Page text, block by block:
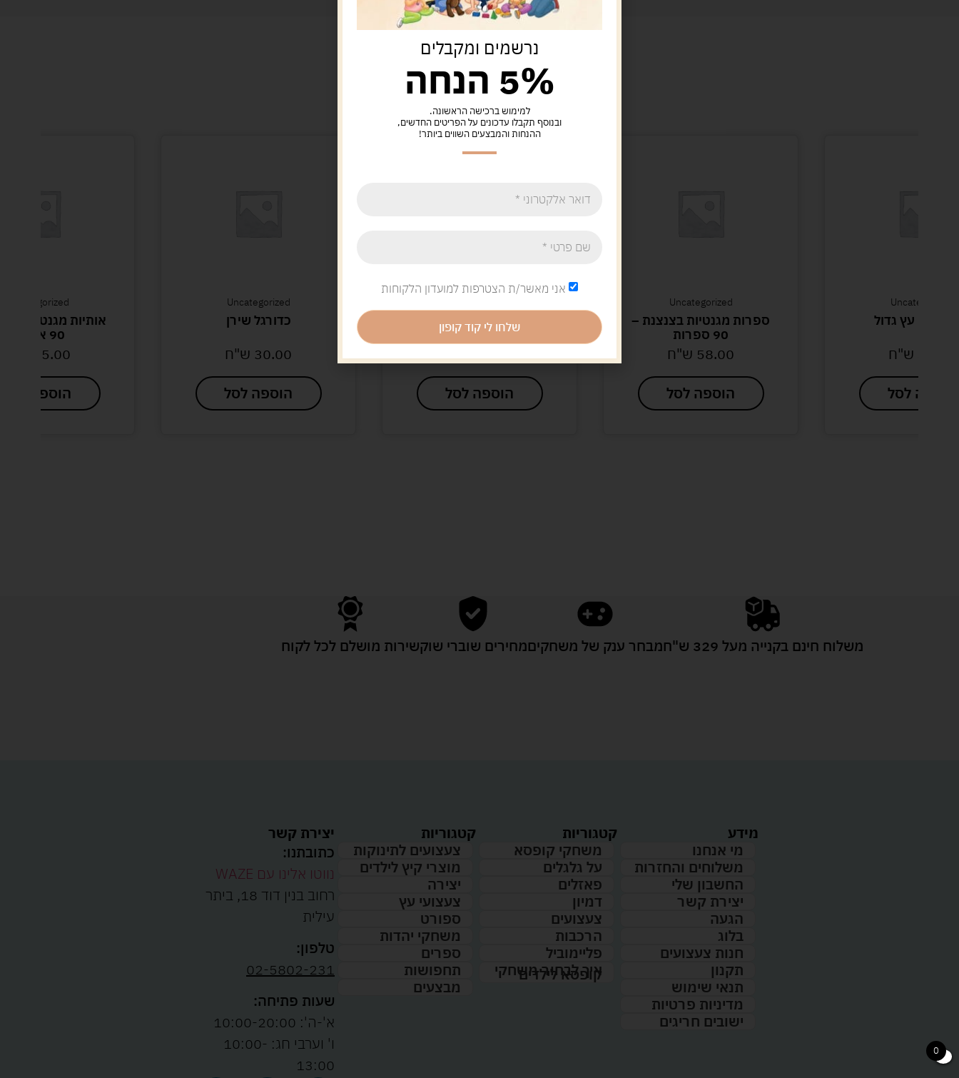
מוצרים קשורים
Uncategorized
מרים עץ גדול
ש"ח
הוספה לסל
Uncategorized
ספרות מגנטיות בצנצנת –
90 ספרות
58.00 ש"ח
הוספה לסל
זכוכית מגדלת עם תאורת
לד
26.00ש"ח
הוספה לסל
Uncategorized
כדורגל שירן
30.00 ש"ח
הוספה לסל
Uncategorized
אותיות מגנטיות
90 אותיות
45.00
הוספה לסל
משלוח חינם בקנייה מעל 329 ש"ח מבחר ענק של משחקיםמחירים שוברי שוקשירות מושלם לכל לקוח
מידע
מי אנחנו
משלוחים והחזרות
החשבון שלי
יצירת קשר
הגעה
בלוג
חנות צעצועים
תקנון
תנאי שימוש
מדיניות פרטיות
ישובים חריגים
קטגוריות
משחקי קופסא
על גלגלים
פאזלים
דמיון
צעצועים
הרכבות
פליימוביל
איך לבחור משחקי
קופסא לילדים
קטגוריות
צעצועים לתינוקות
מוצרי קיץ לילדים
יצירה
צעצועי עץ
ספורט
משחקי יהדות
ספרים
תחפושות
מבצעים
יצירת קשר
כתובתנו:
נווטו אלינו עם WAZE
רחוב בנין דוד 18, ביתר
עילית
טלפון:
02-5802-231
שעות פתיחה:
א'-ה': 10:00-20:00
ו' וערבי חג: 10:00-
13:00
0
נרשמים ומקבלים
5% הנחה
למימוש ברכישה הראשונה.
ובנוסף תקבלו עדכונים על הפריטים החדשים,
ההנחות והמבצעים השווים ביותר!
אני מאשר/ת הצטרפות למועדון הלקוחות
שלחו לי קוד קופון